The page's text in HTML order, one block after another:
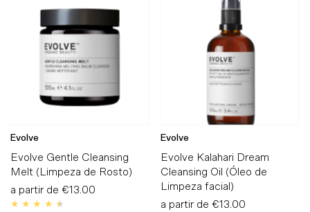
Mais vendidos
Alfabeticamente, A-Z
Alfabeticamente, Z-A
Preço, mais baratos
Data, mais antigos
Data, mais recentes
Evolve
Evolve Gentle Cleansing
Melt (Limpeza de Rosto)
Preço
Normal
a partir de €13.00
Evolve
Evolve Kalahari Dream
Cleansing Oil (Óleo de
Limpeza facial)
Preço
a partir de €13.00